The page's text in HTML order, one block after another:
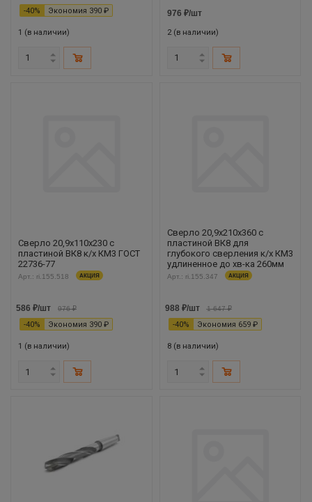
-40% Экономия 390 ₽
1 (в наличии)
976 ₽/шт
2 (в наличии)
Сверло 20,9х110х230 с
пластиной ВК8 к/х КМ3 ГОСТ
22736-77
Арт.: ri.155.518 АКЦИЯ
586 ₽/шт 976₽
-40% Экономия 390 ₽
1 (в наличии)
Сверло 20,9х210х360 с
пластиной ВК8 для
глубокого сверления к/х КМ3
удлиненное до хв-ка 260мм
Арт.: ri.155.347 АКЦИЯ
988 ₽/шт 1 647₽
-40% Экономия 659₽
8 (в наличии)